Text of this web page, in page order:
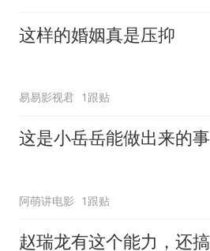
这样的婚姻真是压抑
易易影视君 1跟贴
这是小岳岳能做出来的事
阿萌讲电影 1跟贴
赵瑞龙有这个能力，还搞